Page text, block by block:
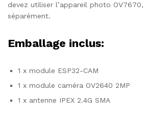
devez utiliser l’appareil photo OV7670,
séparément.
Emballage inclus:
1 x module ESP32-CAM
1 x module caméra OV2640 2MP
1 x antenne IPEX 2.4G SMA